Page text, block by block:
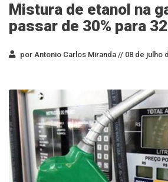
Mistura de etanol na
passar de 30% para
por Antonio Carlos Miranda // 08 de julho